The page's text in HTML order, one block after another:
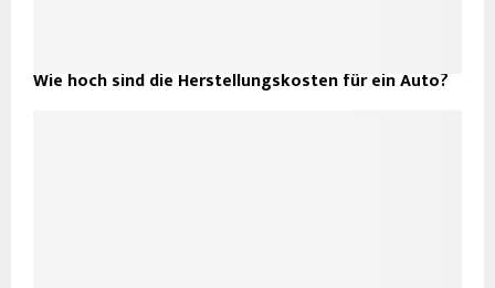
Wie hoch sind die Herstellungskosten für ein Auto?